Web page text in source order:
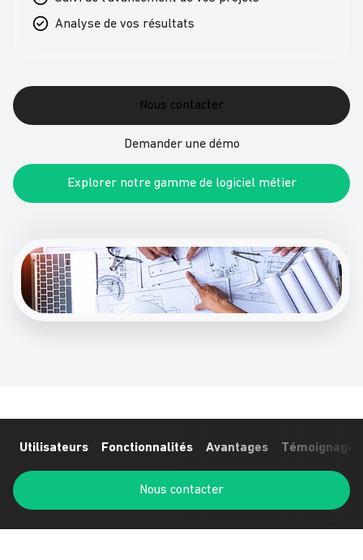
Analyse de vos résultats
Nous contacter
Demander une démo
Explorer notre gamme de logiciel métier
Utilisateurs Fonctionnalités Avantages
Nous contacter